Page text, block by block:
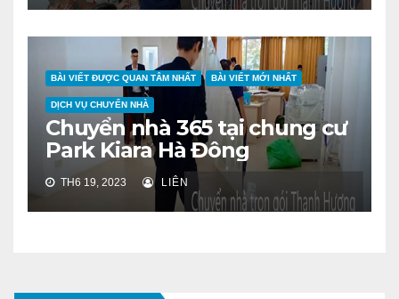
BÀI VIẾT ĐƯỢC QUAN TÂM NHẤT BÀI VIẾT MỚI NHẤT
DỊCH VỤ CHUYỂN NHÀ
Chuyển nhà 365 tại chung cư
Park Kiara Hà Đông
TH6 19, 2023 LIÊN